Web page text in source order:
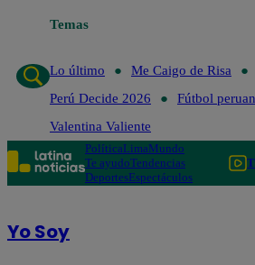
Temas
Lo último
Me Caigo de Risa
Perú Decide 2026
Fútbol
Valentina Valiente
PolíticaLimaMundo
Te ayudoTendencias
DeportesEspectáculos
Yo Soy